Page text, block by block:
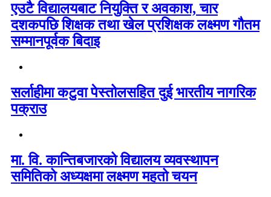
एउटै विद्यालयबाट नियुक्ति र अवकाश, चार
दशकपछि शिक्षक तथा खेल प्रशिक्षक लक्ष्मण गौतम
सम्मानपूर्वक बिदाइ
सर्लाहीमा कटुवा पेस्तोलसहित दुई भारतीय नागरिक
पक्राउ
मा. वि. कान्तिबजारको विद्यालय व्यवस्थापन
समितिको अध्यक्षमा लक्ष्मण महतो चयन